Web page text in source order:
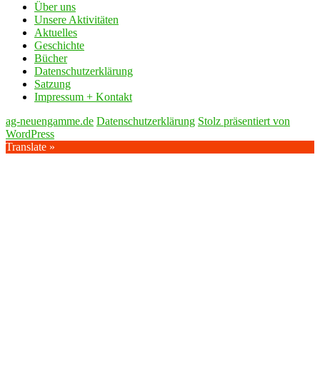
Über uns
Unsere Aktivitäten
Aktuelles
Geschichte
Bücher
Datenschutzerklärung
Satzung
Impressum + Kontakt
ag-neuengamme.de Datenschutzerklärung Stolz präsentiert von
WordPress
Translate »